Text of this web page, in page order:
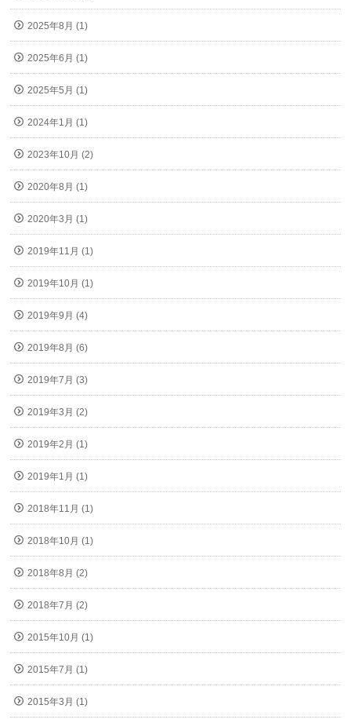
2025年8月 (1)
2025年6月 (1)
2025年5月 (1)
2024年1月 (1)
2023年10月 (2)
2020年8月 (1)
2020年3月 (1)
2019年11月 (1)
2019年10月 (1)
2019年9月 (4)
2019年8月 (6)
2019年7月 (3)
2019年3月 (2)
2019年2月 (1)
2019年1月 (1)
2018年11月 (1)
2018年10月 (1)
2018年8月 (2)
2018年7月 (2)
2015年10月 (1)
2015年7月 (1)
2015年3月 (1)